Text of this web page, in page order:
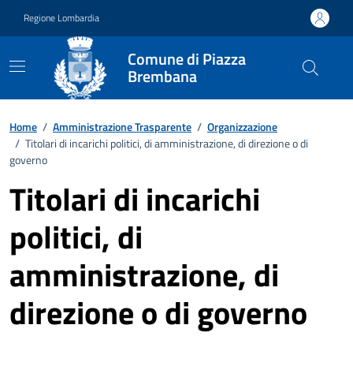
Regione Lombardia
Comune di Piazza
Brembana
Home / Amministrazione Trasparente / Organizzazione
/ Titolari di incarichi politici, di amministrazione, di direzione o di
governo
Titolari di incarichi
politici, di
amministrazione, di
direzione o di governo